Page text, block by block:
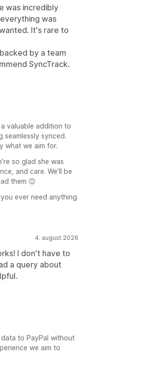
was incredibly
was
It's rare to
by a team
SyncTrack.
valuable addition to
seamlessly synced.
what we aim for.
so glad she was
and care. We’ll be
them 😊
ever need anything
4. august 2026
I don't have to
a query about
to PayPal without
we aim to